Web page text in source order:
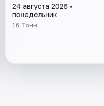
24 августа 2026 •
понедельник
16 Тонн